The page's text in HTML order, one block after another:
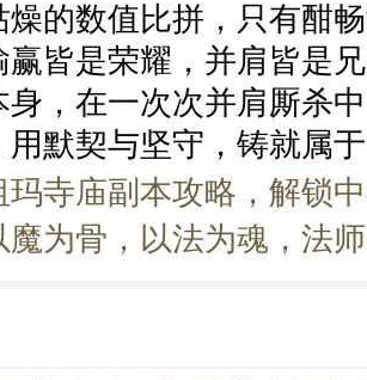
燥的数值比拼，只有酣
赢皆是荣耀，并肩皆是
身，在一次次并肩厮杀
用默契与坚守，铸就属
玛寺庙副本攻略，解锁
魔为骨，以法为魂，法